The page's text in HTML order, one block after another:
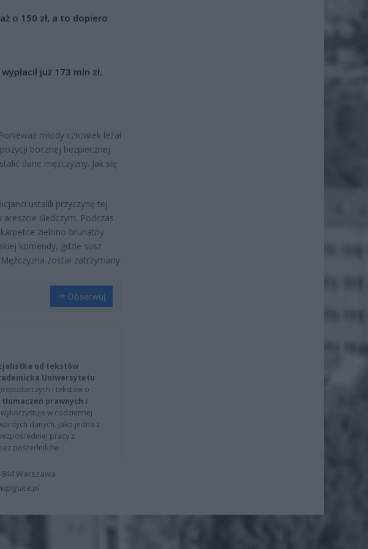
o 150 zł, a to dopiero
już 173 mln zł.
młody człowiek leżał
bocznej bezpiecznej.
dane mężczyzny. Jak się
ustalili przyczynę tej
śledczym. Podczas
zielono-brunatny
komendy, gdzie susz
został zatrzymany.
Obserwuj
od tekstów
Uniwersytetu
i tekstów o
prawnych i
w codziennej
danych. Jako jedna z
pracy z
pośredników.
Warszawa